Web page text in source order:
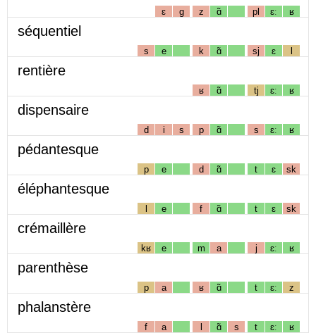
ɛ g z ɑ̃ pl ɛː ʁ
séquentiel
s e k ɑ̃ sj ɛ l
rentière
ʁ ɑ̃ tj ɛː ʁ
dispensaire
d i s p ɑ̃ s ɛː ʁ
pédantesque
p e d ɑ̃ t ɛ sk
éléphantesque
l e f ɑ̃ t ɛ sk
crémaillère
kʁ e m a j ɛː ʁ
parenthèse
p a ʁ ɑ̃ t ɛː z
phalanstère
f a l ɑ̃ s t ɛː ʁ